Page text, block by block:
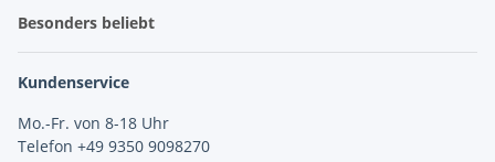
Besonders beliebt
Kundenservice
Mo.-Fr. von 8-18 Uhr
Telefon +49 9350 9098270